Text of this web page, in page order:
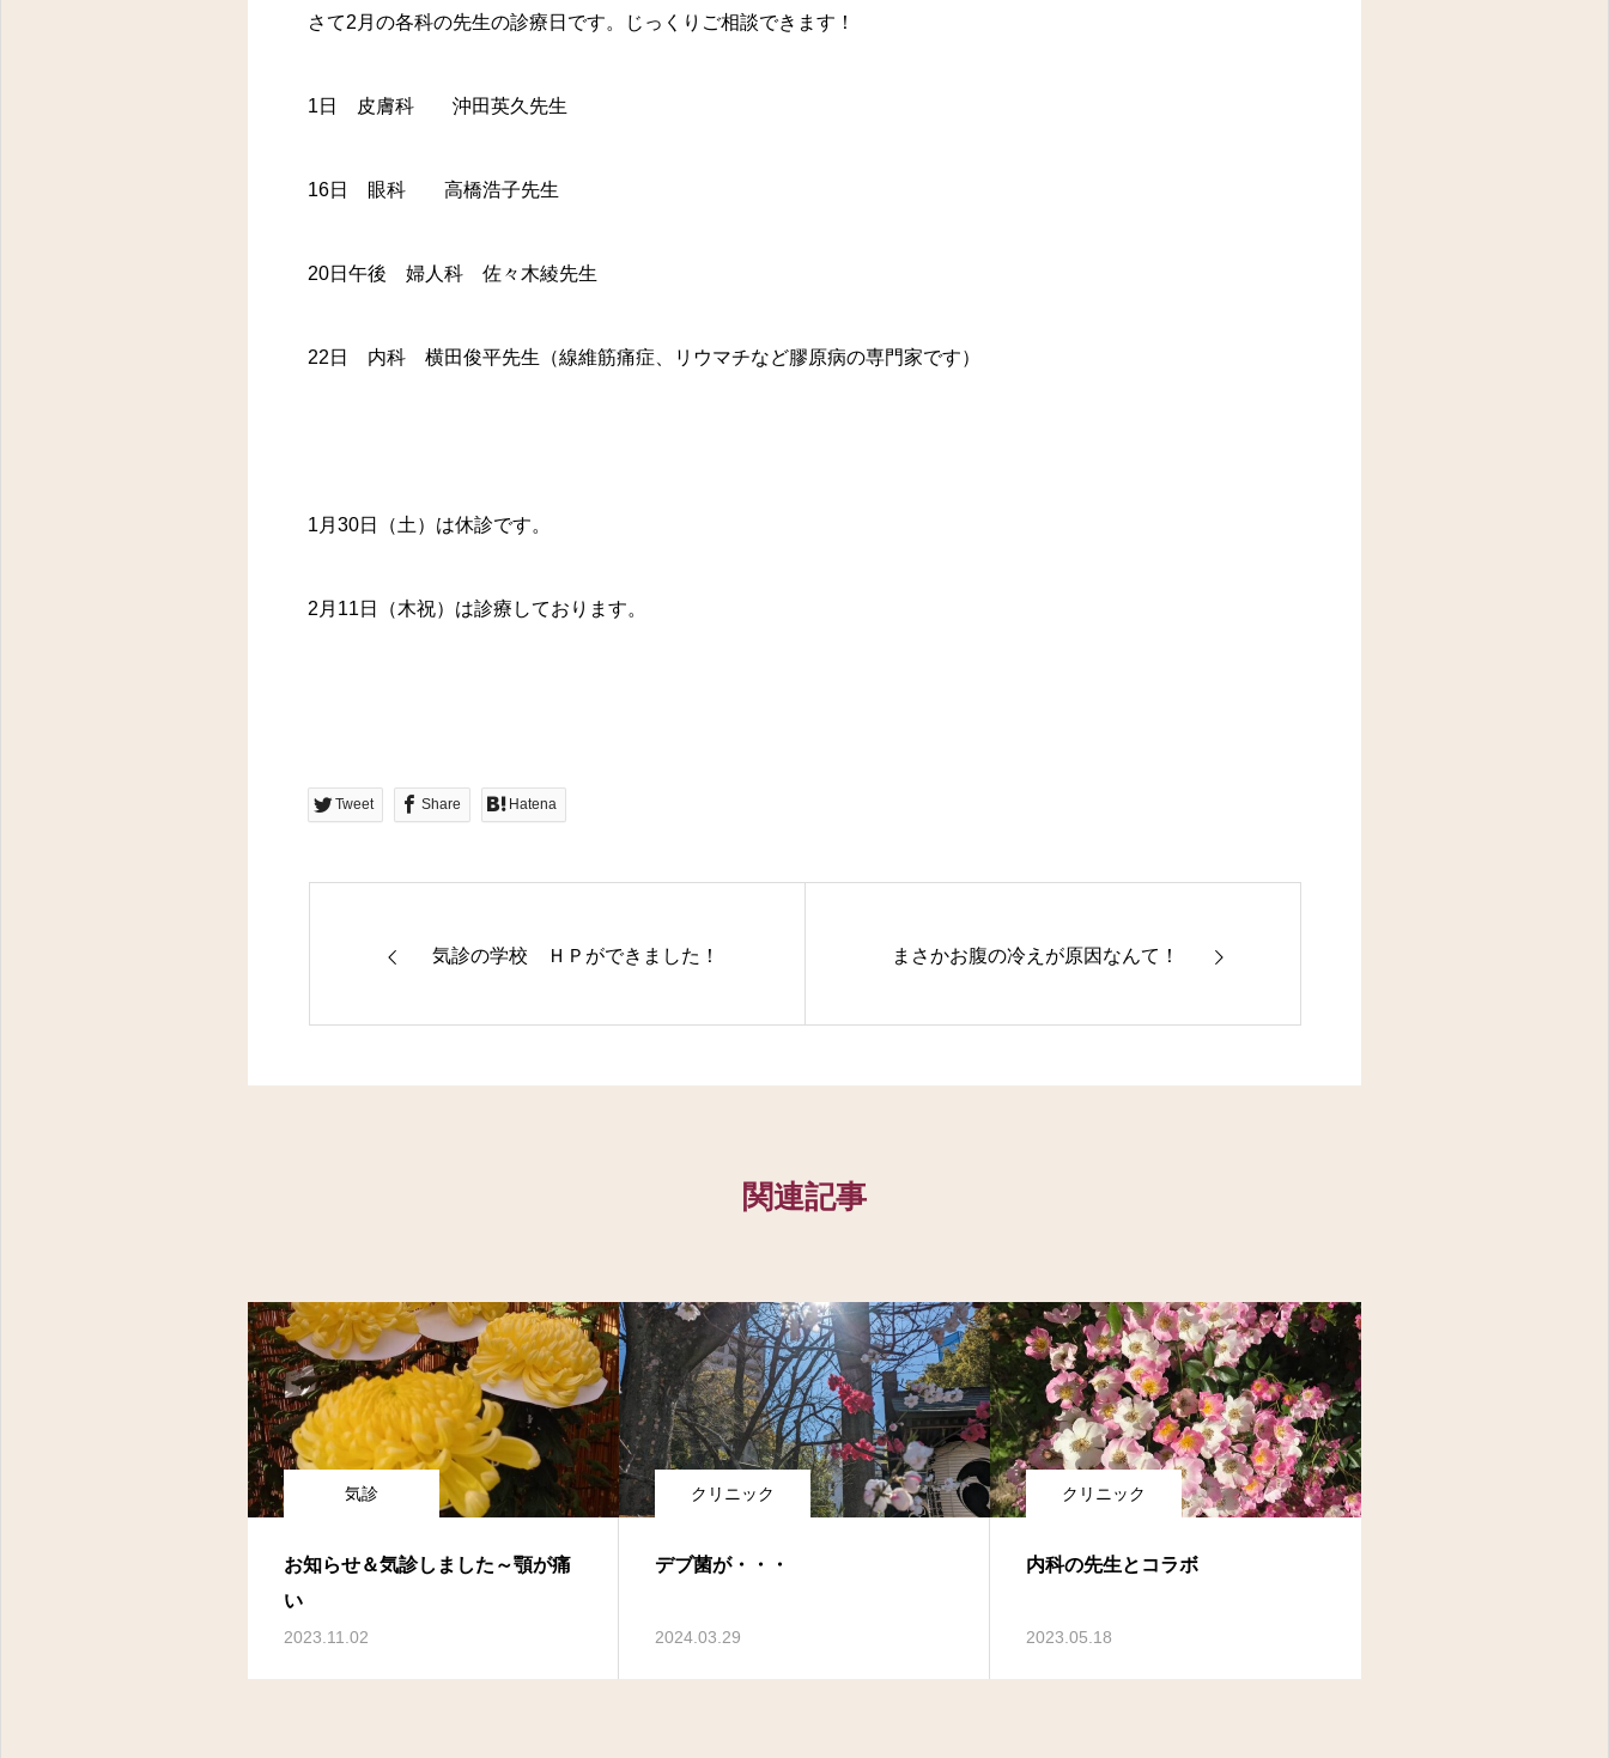
さて2月の各科の先生の診療日です。じっくりご相談できます！
1日 皮膚科 沖田英久先生
16日 眼科 高橋浩子先生
20日午後 婦人科 佐々木綾先生
22日 内科 横田俊平先生（線維筋痛症、リウマチなど膠原病の専門家です）
1月30日（土）は休診です。
2月11日（木祝）は診療しております。
Tweet Share Hatena
気診の学校 ＨＰができました！ まさかお腹の冷えが原因なんて！
関連記事
気診
お知らせ＆気診しました～顎が痛
い
2023.11.02
クリニック
デブ菌が・・・
2024.03.29
クリニック
内科の先生とコラボ
2023.05.18